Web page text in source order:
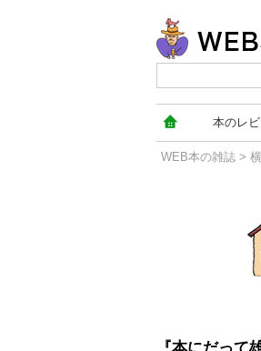
本のレ
WEB本の雑誌 >